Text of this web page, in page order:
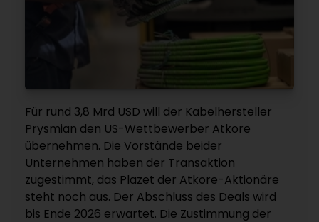
Für rund 3,8 Mrd USD will der Kabelhersteller
Prysmian den US-Wettbewerber Atkore
übernehmen. Die Vorstände beider
Unternehmen haben der Transaktion
zugestimmt, das Plazet der Atkore-Aktionäre
steht noch aus. Der Abschluss des Deals wird
bis Ende 2026 erwartet. Die Zustimmung der